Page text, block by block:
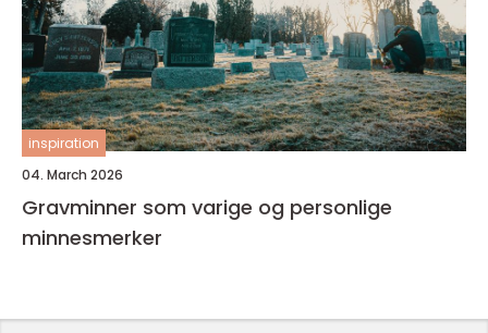
inspiration
04. March 2026
Gravminner som varige og personlige
minnesmerker